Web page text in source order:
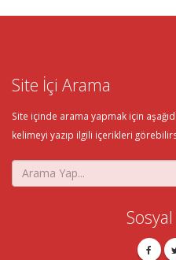
Site İçi Arama
Site içinde arama yapmak için
kelimeyi yazıp ilgili içerikleri